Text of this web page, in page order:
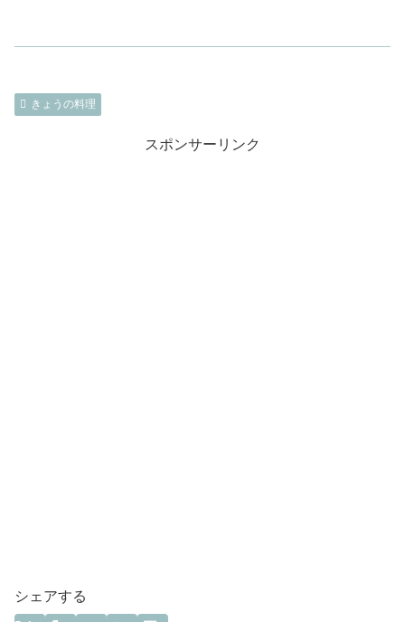
きょうの料理
スポンサーリンク
シェアする